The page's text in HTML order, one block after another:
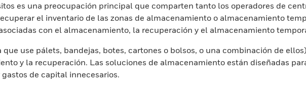
es una preocupación principal que comparten tanto los operadores de
el inventario de las zonas de almacenamiento o almacenamiento
con el almacenamiento, la recuperación y el almacenamiento
use pálets, bandejas, botes, cartones o bolsos, o una combinación de
y la recuperación. Las soluciones de almacenamiento están diseñadas
de capital innecesarios.